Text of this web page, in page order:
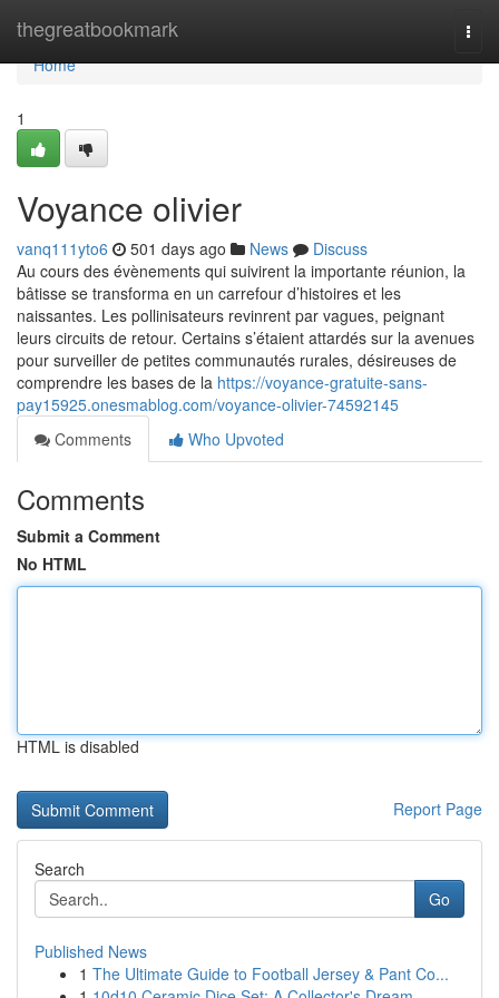
thegreatbookmark
Home
Home
1
Voyance olivier
vanq111yto6 501 days ago News
Discuss
Au cours des évènements qui suivirent la importante réunion, la
bâtisse se transforma en un carrefour d’histoires et les
naissantes. Les pollinisateurs revinrent par vagues, peignant
leurs circuits de retour. Certains s’étaient attardés sur la avenues
pour surveiller de petites communautés rurales, désireuses de
comprendre les bases de la https://voyance-gratuite-sans-
pay15925.onesmablog.com/voyance-olivier-74592145
Comments
Who Upvoted
Comments
Submit a Comment
No HTML
HTML is disabled
Report Page
Search
Go
Published News
1 The Ultimate Guide to Football Jersey & Pant Co...